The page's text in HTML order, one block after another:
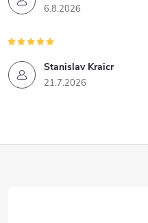
6.8.2026
Stanislav Kraicr
21.7.2026